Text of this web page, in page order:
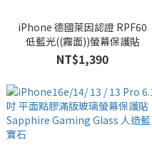
iPhone 德國萊因認證 RPF60
低藍光((霧面))螢幕保護貼
NT$1,390